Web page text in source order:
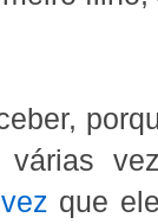
várias
que